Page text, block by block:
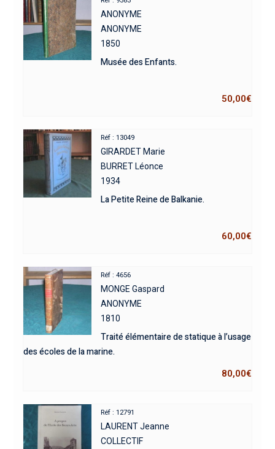
ANONYME
ANONYME
1850
Musée des Enfants.
50,00€
Réf : 13049
GIRARDET Marie
BURRET Léonce
1934
La Petite Reine de Balkanie.
60,00€
Réf : 4656
MONGE Gaspard
ANONYME
1810
Traité élémentaire de statique à l’usage
des écoles de la marine.
80,00€
Réf : 12791
LAURENT Jeanne
COLLECTIF